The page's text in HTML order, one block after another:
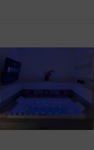
Hotel Rimini
Rivazzurra